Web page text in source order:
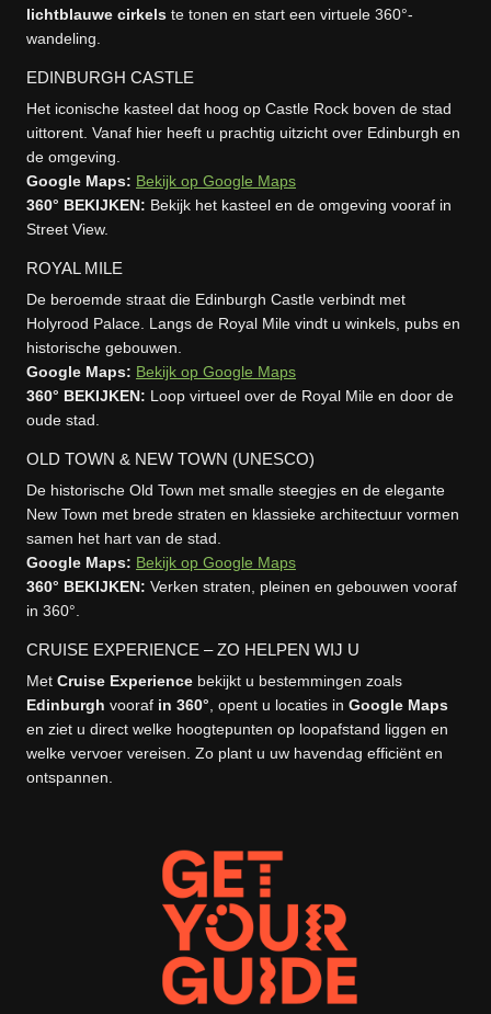
lichtblauwe cirkels te tonen en start een virtuele 360°-
wandeling.
EDINBURGH CASTLE
Het iconische kasteel dat hoog op Castle Rock boven de stad
uittorent. Vanaf hier heeft u prachtig uitzicht over Edinburgh en
de omgeving.
Google Maps: Bekijk op Google Maps
360° BEKIJKEN: Bekijk het kasteel en de omgeving vooraf in
Street View.
ROYAL MILE
De beroemde straat die Edinburgh Castle verbindt met
Holyrood Palace. Langs de Royal Mile vindt u winkels, pubs en
historische gebouwen.
Google Maps: Bekijk op Google Maps
360° BEKIJKEN: Loop virtueel over de Royal Mile en door de
oude stad.
OLD TOWN & NEW TOWN (UNESCO)
De historische Old Town met smalle steegjes en de elegante
New Town met brede straten en klassieke architectuur vormen
samen het hart van de stad.
Google Maps: Bekijk op Google Maps
360° BEKIJKEN: Verken straten, pleinen en gebouwen vooraf
in 360°.
CRUISE EXPERIENCE – ZO HELPEN WIJ U
Met Cruise Experience bekijkt u bestemmingen zoals
Edinburgh vooraf in 360° , opent u locaties in Google Maps
en ziet u direct welke hoogtepunten op loopafstand liggen en
welke vervoer vereisen. Zo plant u uw havendag efficiënt en
ontspannen.